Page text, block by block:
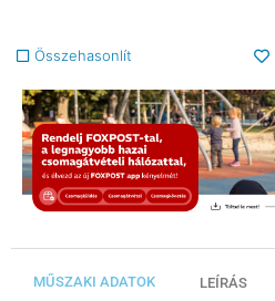
Összehasonlít
MŰSZAKI ADATOK LEÍRÁS